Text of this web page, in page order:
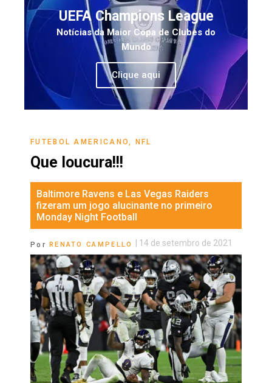
UEFA Champions League
Notícias da Maior Copa de Clubes do
Mundo
Clique aqui
FUTEBOL AMERICANO NFL
Que loucura!!!
Baltimore Ravens e Las Vegas Raiders
fizeram um jogo alucinante no primeiro
Monday Night Football
Por RENATO CAMPELLO 14 de setembro de 2021